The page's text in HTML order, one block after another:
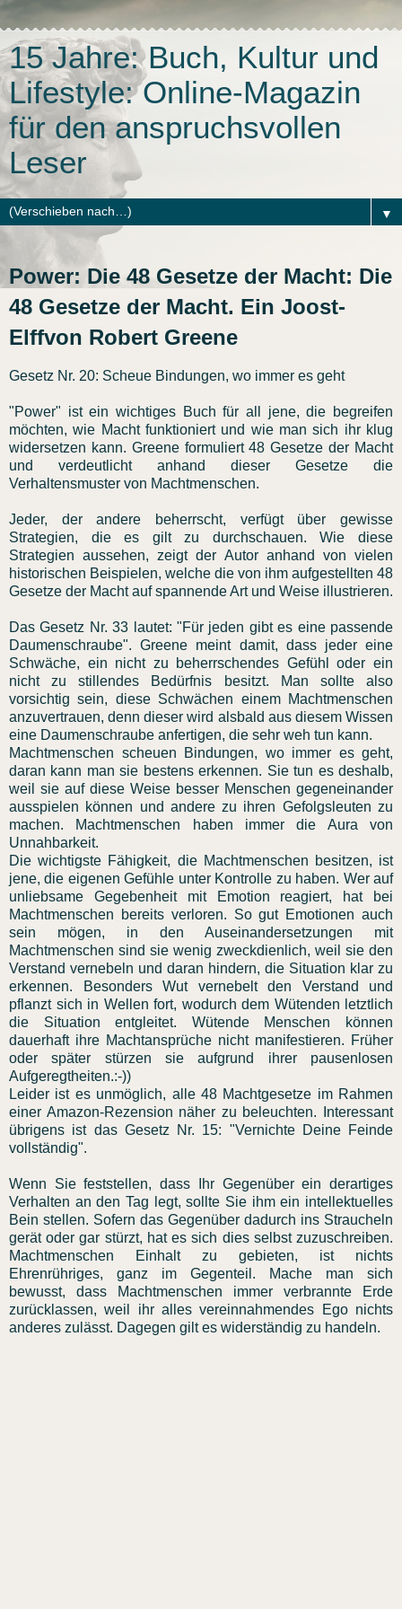
15 Jahre: Buch, Kultur und
Lifestyle: Online-Magazin
für den anspruchsvollen
Leser
▼
Power: Die 48 Gesetze der Macht: Die
48 Gesetze der Macht. Ein Joost-
Elffvon Robert Greene
Gesetz Nr. 20: Scheue Bindungen, wo immer es geht
"Power" ist ein wichtiges Buch für all jene, die begreifen
möchten, wie Macht funktioniert und wie man sich ihr klug
widersetzen kann. Greene formuliert 48 Gesetze der Macht
und verdeutlicht anhand dieser Gesetze die
Verhaltensmuster von Machtmenschen.
Jeder, der andere beherrscht, verfügt über gewisse
Strategien, die es gilt zu durchschauen. Wie diese
Strategien aussehen, zeigt der Autor anhand von vielen
historischen Beispielen, welche die von ihm aufgestellten 48
Gesetze der Macht auf spannende Art und Weise illustrieren.
Das Gesetz Nr. 33 lautet: "Für jeden gibt es eine passende
Daumenschraube". Greene meint damit, dass jeder eine
Schwäche, ein nicht zu beherrschendes Gefühl oder ein
nicht zu stillendes Bedürfnis besitzt. Man sollte also
vorsichtig sein, diese Schwächen einem Machtmenschen
anzuvertrauen, denn dieser wird alsbald aus diesem Wissen
eine Daumenschraube anfertigen, die sehr weh tun kann.
Machtmenschen scheuen Bindungen, wo immer es geht,
daran kann man sie bestens erkennen. Sie tun es deshalb,
weil sie auf diese Weise besser Menschen gegeneinander
ausspielen können und andere zu ihren Gefolgsleuten zu
machen. Machtmenschen haben immer die Aura von
Unnahbarkeit.
Die wichtigste Fähigkeit, die Machtmenschen besitzen, ist
jene, die eigenen Gefühle unter Kontrolle zu haben. Wer auf
unliebsame Gegebenheit mit Emotion reagiert, hat bei
Machtmenschen bereits verloren. So gut Emotionen auch
sein mögen, in den Auseinandersetzungen mit
Machtmenschen sind sie wenig zweckdienlich, weil sie den
Verstand vernebeln und daran hindern, die Situation klar zu
erkennen. Besonders Wut vernebelt den Verstand und
pflanzt sich in Wellen fort, wodurch dem Wütenden letztlich
die Situation entgleitet. Wütende Menschen können
dauerhaft ihre Machtansprüche nicht manifestieren. Früher
oder später stürzen sie aufgrund ihrer pausenlosen
Aufgeregtheiten.:-))
Leider ist es unmöglich, alle 48 Machtgesetze im Rahmen
einer Amazon-Rezension näher zu beleuchten. Interessant
übrigens ist das Gesetz Nr. 15: "Vernichte Deine Feinde
vollständig".
Wenn Sie feststellen, dass Ihr Gegenüber ein derartiges
Verhalten an den Tag legt, sollte Sie ihm ein intellektuelles
Bein stellen. Sofern das Gegenüber dadurch ins Straucheln
gerät oder gar stürzt, hat es sich dies selbst zuzuschreiben.
Machtmenschen Einhalt zu gebieten, ist nichts
Ehrenrühriges, ganz im Gegenteil. Mache man sich
bewusst, dass Machtmenschen immer verbrannte Erde
zurücklassen, weil ihr alles vereinnahmendes Ego nichts
anderes zulässt. Dagegen gilt es widerständig zu handeln.